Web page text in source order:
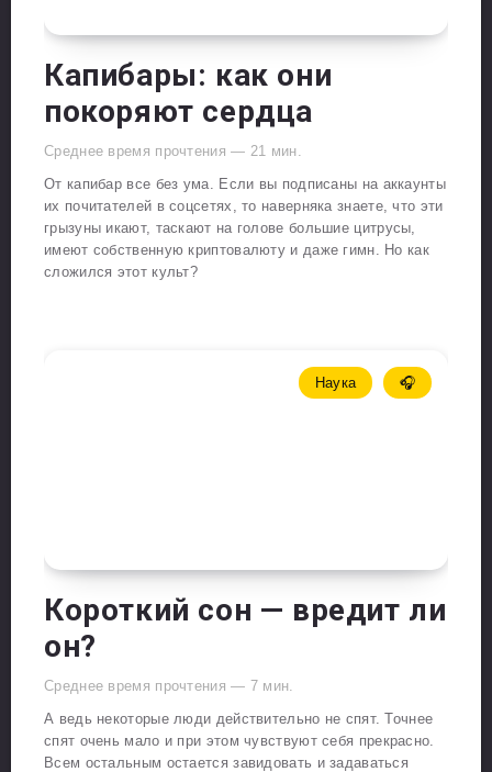
Капибары: как они
покоряют сердца
Среднее время прочтения — 21 мин.
От капибар все без ума. Если вы подписаны на аккаунты
их почитателей в соцсетях, то наверняка знаете, что эти
грызуны икают, таскают на голове большие цитрусы,
имеют собственную криптовалюту и даже гимн. Но как
сложился этот культ?
Наука 🎧
Короткий сон — вредит ли
он?
Среднее время прочтения — 7 мин.
А ведь некоторые люди действительно не спят. Точнее
спят очень мало и при этом чувствуют себя прекрасно.
Всем остальным остается завидовать и задаваться